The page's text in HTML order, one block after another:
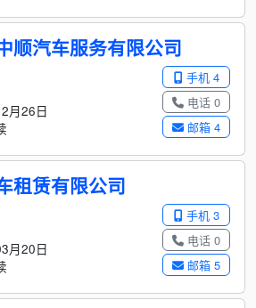
顺汽车服务有限公司
手机 4
电话 0
邮箱 4
月26日
租赁有限公司
手机 3
电话 0
邮箱 5
月20日